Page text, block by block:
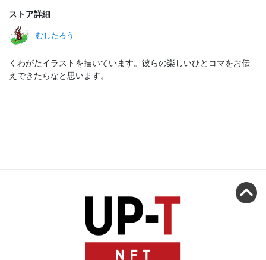
ストア詳細
むしたろう
くわがたイラストを描いています。彼らの楽しいひとコマをお伝
えできたらなと思います。